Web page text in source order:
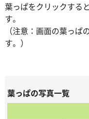
葉っぱをクリックする
す。
（注意：画面の葉っ
す。）
葉っぱの写真一覧